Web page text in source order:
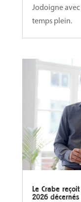
Jodoigne
temps plein.
Le Crabe
2026